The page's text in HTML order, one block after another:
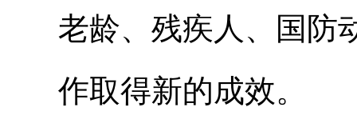
老龄、残疾人、国防
作取得新的成效。